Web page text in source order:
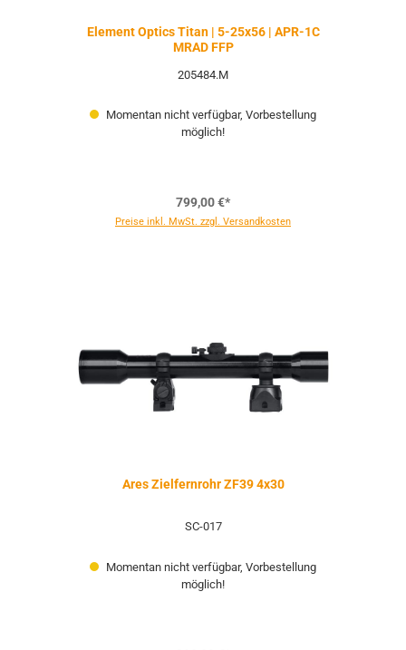
Element Optics Titan | 5-25x56 | APR-1C
MRAD FFP
205484.M
Momentan nicht verfügbar, Vorbestellung
möglich!
799,00 €*
Preise inkl. MwSt. zzgl. Versandkosten
Ares Zielfernrohr ZF39 4x30
SC-017
Momentan nicht verfügbar, Vorbestellung
möglich!